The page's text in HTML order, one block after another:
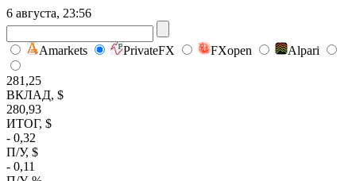
6 августа, 23:56
Amarkets PrivateFX FXopen Alpari
281,25
ВКЛАД, $
280,93
ИТОГ, $
- 0,32
П/У, $
- 0,11